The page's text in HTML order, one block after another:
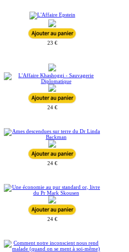
23 €
24 €
24 €
24 €